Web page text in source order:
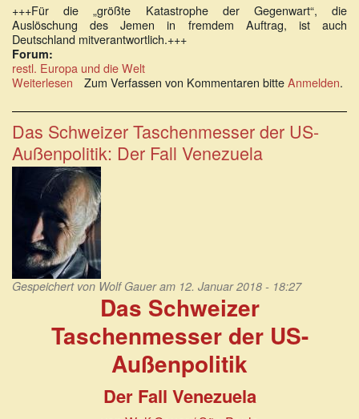
+++Für die „größte Katastrophe der Gegenwart“, die
Auslöschung des Jemen in fremdem Auftrag, ist auch
Deutschland mitverantwortlich.+++
Forum:
restl. Europa und die Welt
Weiterlesen über
Auslöschung
des
Jemen:
Größte
Katastrophe
der
Gegenwart
Zum Verfassen von Kommentaren bitteAnmelden.
Das Schweizer Taschenmesser der US-
Außenpolitik: Der Fall Venezuela
Gespeichert von Wolf Gaueram 12. Januar 2018 - 18:27
Das Schweizer
Taschenmesser der US-
Außenpolitik
Der Fall Venezuela